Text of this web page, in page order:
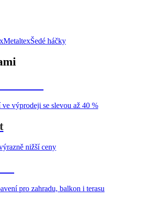
MetaltexŠedé háčky
výprodeji se slevou až 40 %
nižší ceny
pro zahradu, balkon i terasu